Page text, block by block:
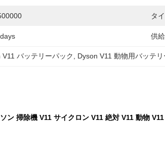
タ
供
V11 バッテリーパック Dyson V11 動物用バッテリ
ン 掃除機 V11 サイクロン V11 絶対 V11 動物